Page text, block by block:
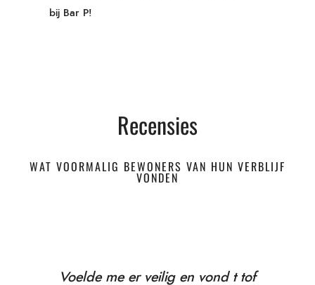
bij Bar P!
Recensies
WAT VOORMALIG BEWONERS VAN HUN VERBLIJF
VONDEN
Voelde me er veilig en vond t tof